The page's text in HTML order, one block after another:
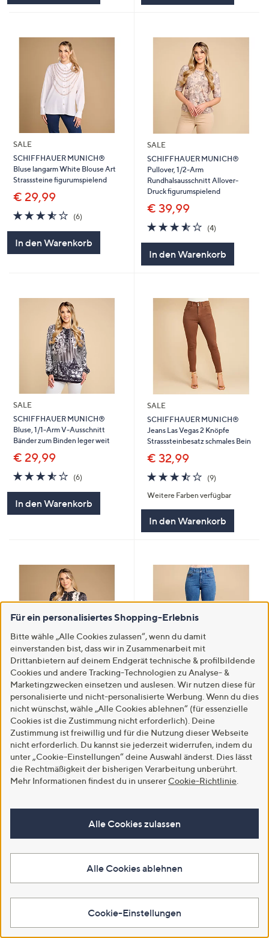
SALE
SCHIFFHAUER MUNICH®
Bluse langarm White Blouse Art
Strasssteine figurumspielend
€ 29,99
3.5
von
(6)
In den Warenkorb
SALE
SCHIFFHAUER MUNICH®
Pullover, 1/2-Arm
Rundhalsausschnitt Allover-
Druck figurumspielend
€ 39,99
3.5
von
(4)
In den Warenkorb
SALE
SCHIFFHAUER MUNICH®
Bluse, 1/1-Arm V-Ausschnitt
Bänder zum Binden leger weit
€ 29,99
3.5
von
(6)
In den Warenkorb
SALE
SCHIFFHAUER MUNICH®
Jeans Las Vegas 2 Knöpfe
Strasssteinbesatz schmales Bein
€ 32,99
3.4
von
5
(9)
Weitere Farben verfügbar
In den Warenkorb
SALE
SCHIFFHAUER MUNICH®
Bluse Spain Rüschenkragen
Schleife zum Binden
figurumspielend
€ 29,99
von
5
(3)
Bewertungen
In den Warenkorb
SALE
SCHIFFHAUER MUNICH®
Jeans, 7/8-Länge Las Vegas
offener Saum schmales Bein
€ 39,99
von
5
(4) 4
In den Warenkorb
Für ein personalisiertes Shopping-Erlebnis
Bitte wähle „Alle Cookies zulassen“, wenn du damit
einverstanden bist, dass wir in Zusammenarbeit mit
Drittanbietern auf deinem Endgerät technische & profilbildende
Cookies und andere Tracking-Technologien zu Analyse- &
Marketingzwecken einsetzen und auslesen. Wir nutzen diese für
personalisierte und nicht-personalisierte Werbung. Wenn du dies
nicht wünschst, wähle „Alle Cookies ablehnen“ (für essenzielle
Cookies ist die Zustimmung nicht erforderlich). Deine
Zustimmung ist freiwillig und für die Nutzung dieser Webseite
nicht erforderlich. Du kannst sie jederzeit widerrufen, indem du
unter „Cookie-Einstellungen“ deine Auswahl änderst. Dies lässt
die Rechtmäßigkeit der bisherigen Verarbeitung unberührt.
Mehr Informationen findest du in unserer Cookie-Richtlinie
Alle Cookies zulassen
Alle Cookies ablehnen
Cookie-Einstellungen